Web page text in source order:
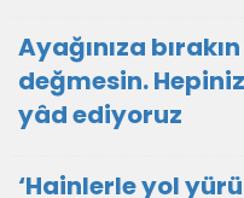
Ayağınıza
değmesin.
yâd ediyoruz
‘Hainlerle yol